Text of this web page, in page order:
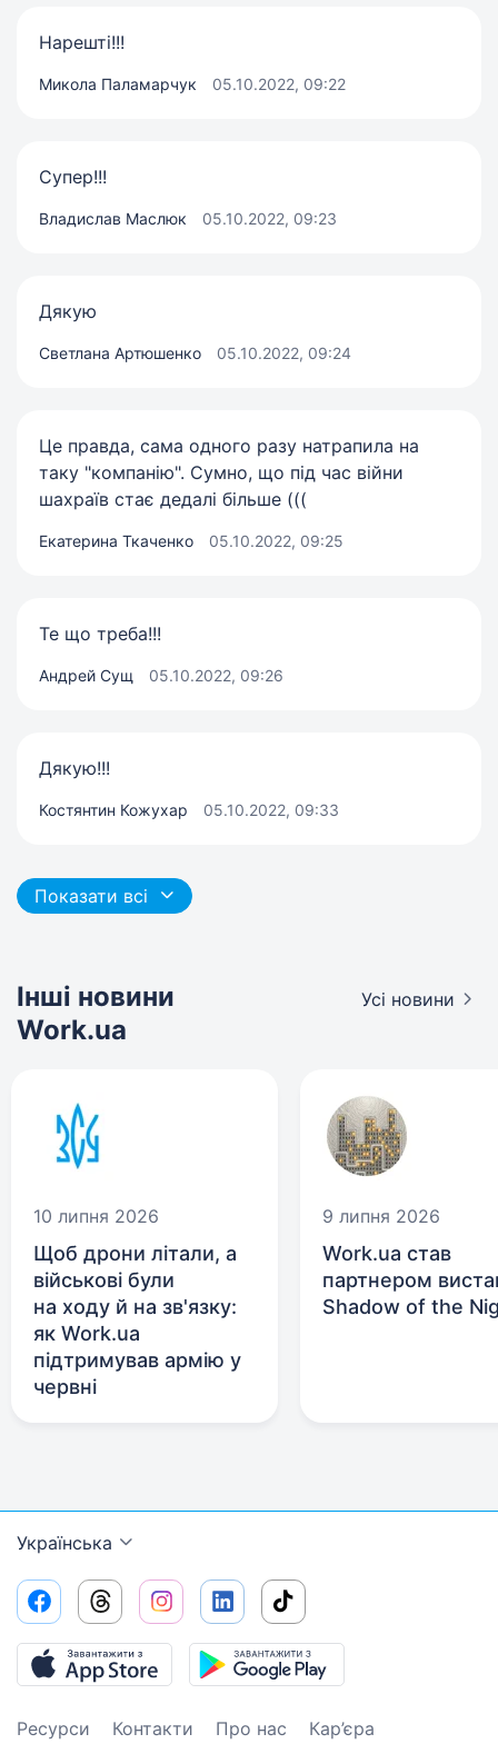
Нарешті!!!
Микола Паламарчук 05.10.2022, 09:22
Супер!!!
Владислав Маслюк 05.10.2022, 09:23
Дякую
Светлана Артюшенко 05.10.2022, 09:24
Це правда, сама одного разу натрапила на
таку "компанію". Сумно, що під час війни
шахраїв стає дедалі більше (((
Екатерина Ткаченко 05.10.2022, 09:25
Те що треба!!!
Андрей Сущ 05.10.2022, 09:26
Дякую!!!
Костянтин Кожухар 05.10.2022, 09:33
Показати всі
Інші новини
Work.ua
Усі новини
10 липня 2026
Щоб дрони літали, а
військові були
на ходу й на зв'язку:
як Work.ua
підтримував армію у
червні
9 липня 2026
Work.ua став
партнером
Shadow of the
Українська
Ресурси Контакти Про нас Кар’єра